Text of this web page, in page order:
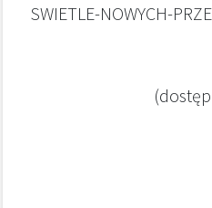
SWIETLE-NOWYCH-
(dostęp z